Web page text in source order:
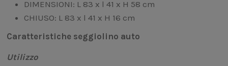
DIMENSIONI: L 83 x l 41 x H 58 cm
CHIUSO: L 83 x l 41 x H 16 cm
Caratteristiche seggiolino auto
Utilizzo